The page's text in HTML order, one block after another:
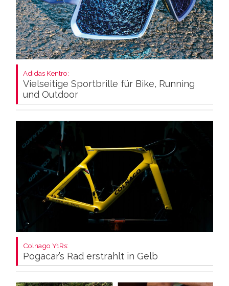
Adidas Kentro:
Vielseitige Sportbrille für Bike, Running
und Outdoor
Colnago Y1Rs:
Pogacar’s Rad erstrahlt in Gelb